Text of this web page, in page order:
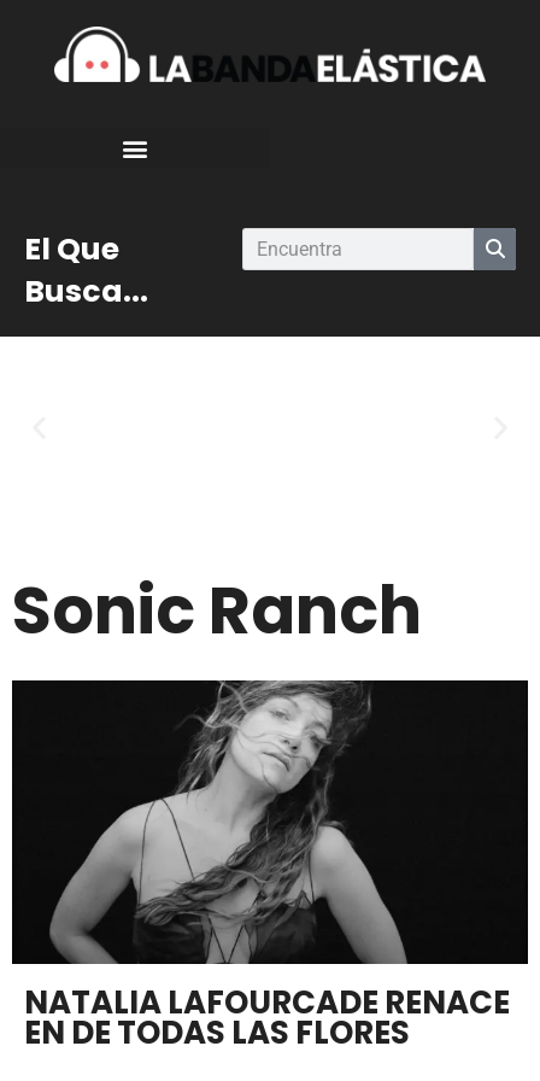
El Que
Busca...
Sonic Ranch
NATALIA LAFOURCADE RENACE
EN DE TODAS LAS FLORES